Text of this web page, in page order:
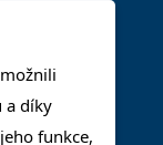
a díky
funkce,